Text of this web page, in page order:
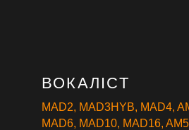
ВОКАЛІСТ
MAD2, MAD3HYB, MAD4,
MAD6, MAD10, MAD16,